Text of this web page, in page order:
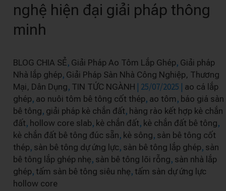
nghệ hiện đại giải pháp thông
minh
BLOG CHIA SẺ, Giải Pháp Ao Tôm Lắp Ghép, Giải pháp
Nhà lắp ghép, Giải Pháp Sàn Nhà Công Nghiệp, Thương
Mại, Dân Dụng, TIN TỨC NGÀNH | 25/07/2025 | ao cá lắp
ghép, ao nuôi tôm bê tông cốt thép, ao tôm , báo giá sàn
bê tông, giải pháp kè chắn đất, hàng rào kết hợp kè chắn
đất, hollow core slab, kè chắn đất, kè chắn đất bê tông,
kè chắn đất bê tông đúc sẵn, kè sông, sàn bê tông cốt
thép, sàn bê tông dự ứng lực, sàn bê tông lắp ghép, sàn
bê tông lắp ghép nhẹ, sàn bê tông lõi rỗng, sàn nhà lắp
ghép, tấm sàn bê tông siêu nhẹ, tấm sàn dự ứng lực
hollow core
sẵn
công
hiện
đại
giải
pháp
thông
minh